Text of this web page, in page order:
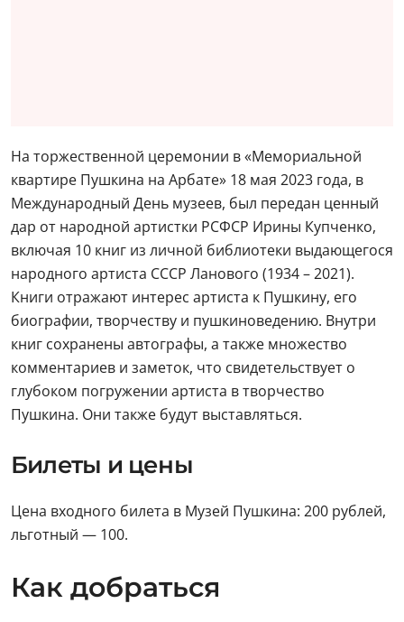
На торжественной церемонии в «Мемориальной
квартире Пушкина на Арбате» 18 мая 2023 года, в
Международный День музеев, был передан ценный
дар от народной артистки РСФСР Ирины Купченко,
включая 10 книг из личной библиотеки выдающегося
народного артиста СССР Ланового (1934 – 2021).
Книги отражают интерес артиста к Пушкину, его
биографии, творчеству и пушкиноведению. Внутри
книг сохранены автографы, а также множество
комментариев и заметок, что свидетельствует о
глубоком погружении артиста в творчество
Пушкина. Они также будут выставляться.
Билеты и цены
Цена входного билета в Музей Пушкина: 200 рублей,
льготный — 100.
Как добраться